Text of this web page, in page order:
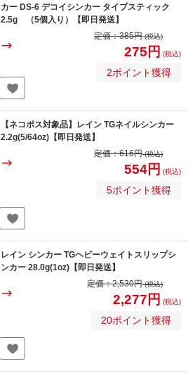
カー DS-6 デコイシンカー タイプスティック
2.5g （5個入り）【即日発送】
定価：385円(税込)
275円 (税込)
2ポイント獲得
【ネコポス対象品】レイン TGネイルシンカー
2.2g(5/64oz)【即日発送】
定価：616円(税込)
554円 (税込)
5ポイント獲得
レイン シンカー TGヘビーウェイトスリップシ
ンカー 28.0g(1oz)【即日発送】
定価：2,530円(税込)
2,277円 (税込)
20ポイント獲得